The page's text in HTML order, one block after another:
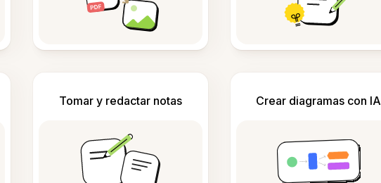
Tomar y redactar notas Crear diagramas con IA